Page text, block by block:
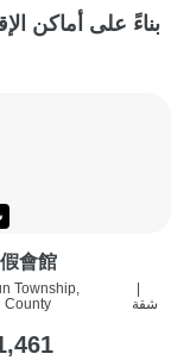
بناءً على أماكن
會館
Township,
County
شقة